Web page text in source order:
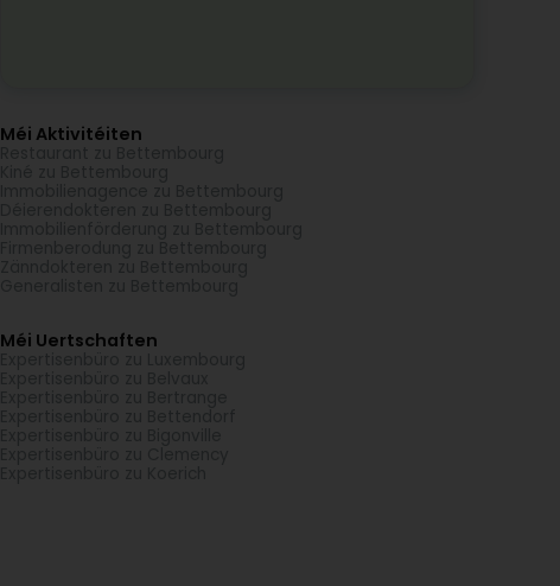
Méi Aktivitéiten
Méi Uertschaften